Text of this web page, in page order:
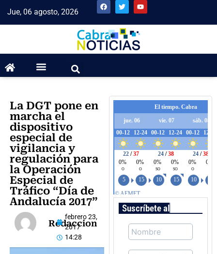
Jue, 06 agosto, 2026
La DGT pone en
marcha el
dispositivo
especial de
vigilancia y
regulación para
la Operación
Especial de
Tráfico “Día de
Andalucía 2017”
Redaccion
febrero 23,
2017
14:28
Suscríbete al boletín